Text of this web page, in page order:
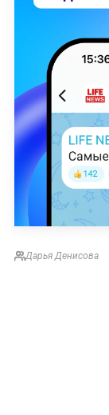
Дарья Денисова